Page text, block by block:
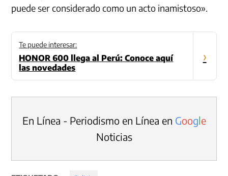
puede ser considerado como un acto inamistoso».
Te puede interesar:
HONOR 600 llega al Perú: Conoce aquí
las novedades
›
En Línea - Periodismo en Línea en Google
Noticias